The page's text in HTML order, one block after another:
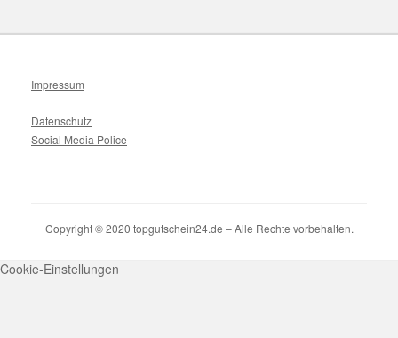
Impressum
Datenschutz
Social Media Police
Copyright © 2020 topgutschein24.de – Alle Rechte vorbehalten.
Cookie-Einstellungen